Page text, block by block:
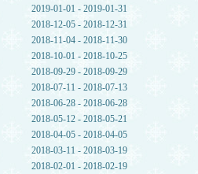
2019-01-01 - 2019-01-31
2018-12-05 - 2018-12-31
2018-11-04 - 2018-11-30
2018-10-01 - 2018-10-25
2018-09-29 - 2018-09-29
2018-07-11 - 2018-07-13
2018-06-28 - 2018-06-28
2018-05-12 - 2018-05-21
2018-04-05 - 2018-04-05
2018-03-11 - 2018-03-19
2018-02-01 - 2018-02-19